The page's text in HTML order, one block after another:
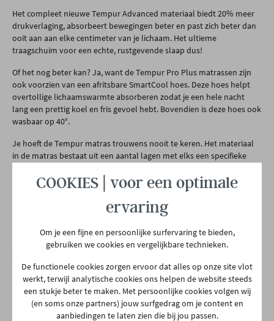
Het compleet nieuwe Tempur Advanced materiaal biedt 20% meer
drukverlaging, absorbeert bewegingen beter en past zich beter dan
ooit aan aan elke centimeter van je lichaam. Het ultieme
traagschuim voor een echte, rustgevende slaap dus!
Of het nog beter kan? Ja, want de Tempur Pro Plus matrassen zijn
ook voorzien van een afritsbare SmartCool hoes. Deze hoes helpt
overtollige lichaamswarmte absorberen zodat je een hele nacht
lang een prettig koel en fris gevoel hebt. Bovendien is deze hoes ook
wasbaar op 40°.
Je hoeft de Tempur matras trouwens nooit te keren. Het materiaal
in de matras bestaat uit een aantal lagen met elks een specifieke
De kwaliteit van Tempur kun je zelf komen uittesten in onze winkel!
Op de bovenste verdieping vind je een volledige slaapwinkel waar je
alle matrassen en toebehoren kunt uitproberen. Weet je niet waar
beginnen of heb je hulp nodig? Dan staan onze slaapadviseurs voor
Productspecificaties
COOKIES | voor een optimale
ervaring
Om je een fijne en persoonlijke surfervaring te bieden,
gebruiken we cookies en vergelijkbare technieken.
De functionele cookies zorgen ervoor dat alles op onze site vlot
werkt, terwijl analytische cookies ons helpen de website steeds
een stukje beter te maken. Met persoonlijke cookies volgen wij
(en soms onze partners) jouw surfgedrag om je content en
aanbiedingen te laten zien die bij jou passen.